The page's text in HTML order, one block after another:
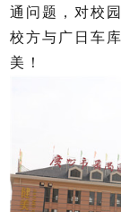
通问题，对校
校方与广日车
美！